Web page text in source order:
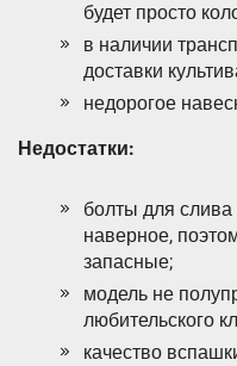
будет просто
в наличии
доставки
недорогое
Недостатки:
болты для слива
наверное,
запасные;
модель не
любительского
качество